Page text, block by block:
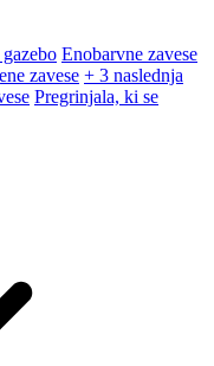
Enobarvne zavese
zavese + 3 naslednja
Pregrinjala, ki se